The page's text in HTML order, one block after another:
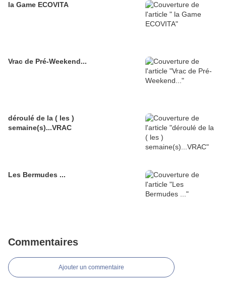
la Game ECOVITA
Vrac de Pré-Weekend...
déroulé de la ( les )
semaine(s)...VRAC
Les Bermudes ...
Commentaires
Ajouter un commentaire